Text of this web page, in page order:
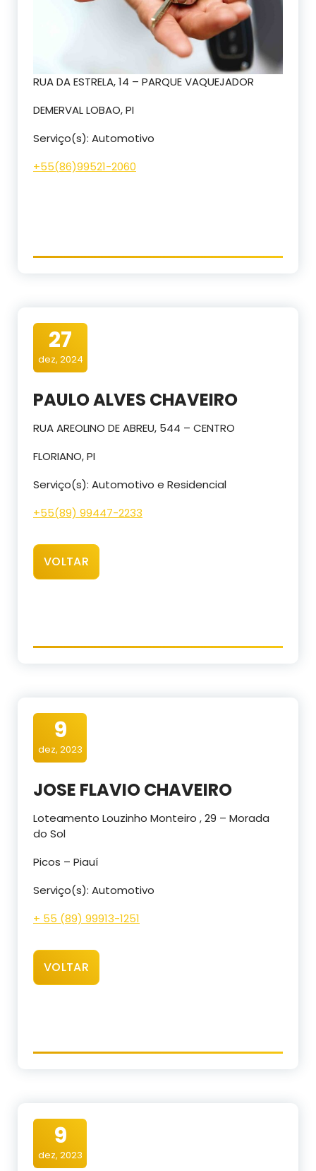
RUA DA ESTRELA, 14 – PARQUE VAQUEJADOR
DEMERVAL LOBAO, PI
Serviço(s): Automotivo
+55(86)99521-2060
27
dez, 2024
PAULO ALVES CHAVEIRO
RUA AREOLINO DE ABREU, 544 – CENTRO
FLORIANO, PI
Serviço(s): Automotivo e Residencial
+55(89) 99447-2233
VOLTAR
9
dez, 2023
JOSE FLAVIO CHAVEIRO
Loteamento Louzinho Monteiro , 29 – Morada
do Sol
Picos – Piauí
Serviço(s): Automotivo
+ 55 (89) 99913-1251
VOLTAR
9
dez, 2023